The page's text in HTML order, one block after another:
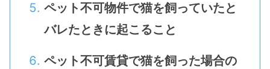
ペット不可物件で猫を飼っていたと
バレたときに起こること
ペット不可賃貸で猫を飼った場合の